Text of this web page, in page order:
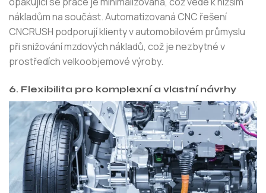
nákladům na součást. Automatizovaná CNC řešení
CNCRUSH podporují klienty v automobilovém průmyslu
při snižování mzdových nákladů, což je nezbytné v
prostředích velkoobjemové výroby.
6. Flexibilita pro komplexní a vlastní návrhy